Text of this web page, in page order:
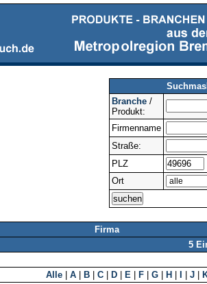
Branche/
Produkt:
Firmenname
Straße:
PLZ
Ort
Firma
5
Alle
A B C D E F G H J